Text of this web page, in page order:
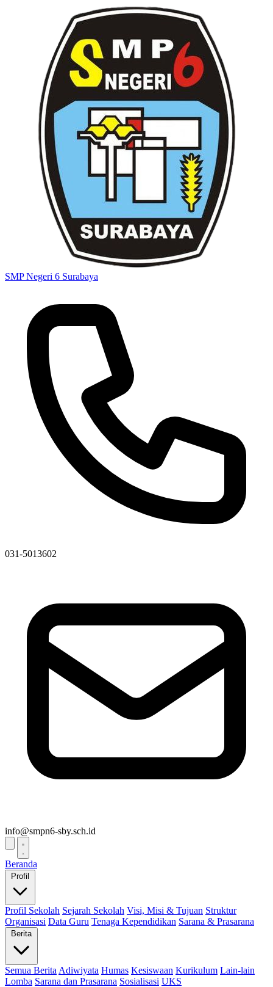
SMP Negeri 6 Surabaya
031-5013602
info@smpn6-sby.sch.id
Beranda
Profil
Profil Sekolah Sejarah Sekolah Visi, Misi & Tujuan Struktur
Organisasi Data Guru Tenaga Kependidikan Sarana & Prasarana
Berita
Semua Berita Adiwiyata Humas Kesiswaan Kurikulum Lain-lain
Lomba Sarana dan Prasarana Sosialisasi UKS